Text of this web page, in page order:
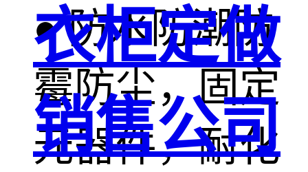
● 防水防潮防
霉防尘，固定
元器件，耐化
衣柜定做
销售公司